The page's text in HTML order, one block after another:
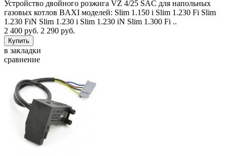
Устройство двойного розжига VZ 4/25 SAC для напольных
газовых котлов BAXI моделей: Slim 1.150 i Slim 1.230 Fi Slim
1.230 FiN Slim 1.230 i Slim 1.230 iN Slim 1.300 Fi ..
2 400 руб. 2 290 руб.
в закладки
сравнение